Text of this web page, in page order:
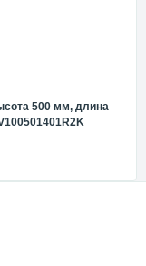
500 мм, длина